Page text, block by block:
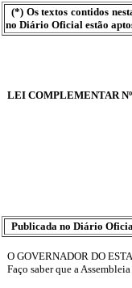
(*) Os textos contidos
no Diário Oficial estão
LEI COMPLEMENTAR Nº
Publicada no Diário
O GOVERNADOR DO
Faço saber que a